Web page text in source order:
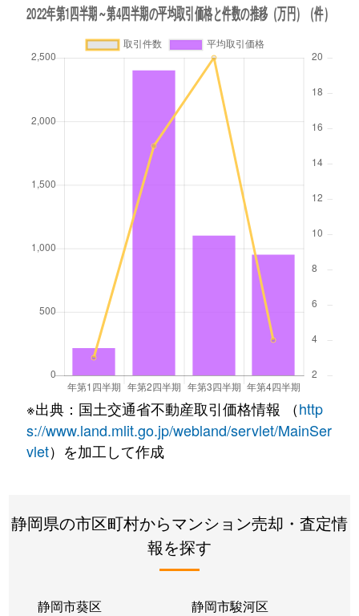
※出典：国土交通省不動産取引価格情報 （http
s://www.land.mlit.go.jp/webland/servlet/MainSer
vlet）を加工して作成
静岡県の市区町村からマンション売却・査定情
報を探す
静岡市葵区 静岡市駿河区